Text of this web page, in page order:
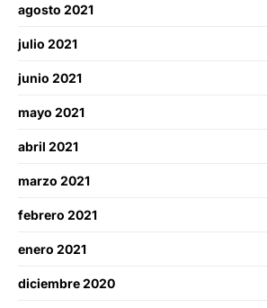
agosto 2021
julio 2021
junio 2021
mayo 2021
abril 2021
marzo 2021
febrero 2021
enero 2021
diciembre 2020